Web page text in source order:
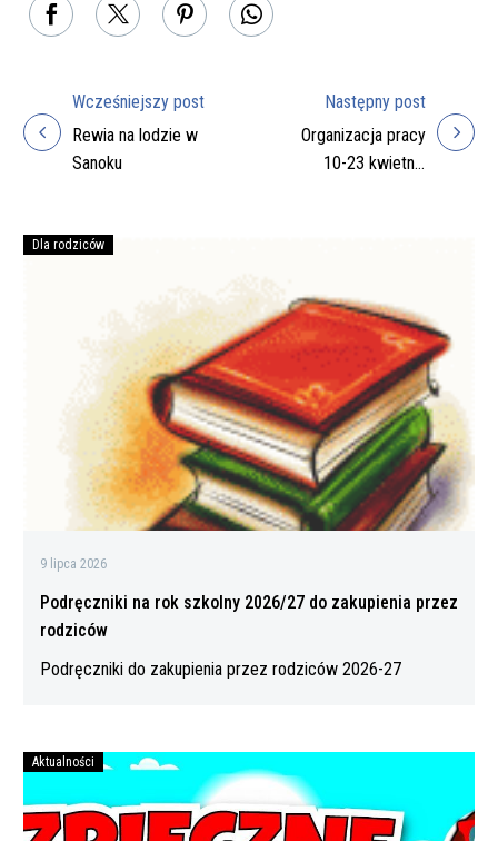
Nawigacja
wpisu
Wcześniejszy post
Rewia na lodzie w
Sanoku
Następny post
Organizacja pracy
10-23 kwietnia
rok
szkolny
do
zakupienia
przez
rodziców
Dla rodziców
9 lipca 2026
Podręczniki na rok szkolny 2026/27 do zakupienia przez
rodziców
Podręczniki do zakupienia przez rodziców 2026-27
Bezpiecznych
wakacji
Aktualności